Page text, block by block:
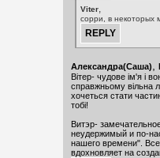
Viter,
сорри, в некоторых
Александра(Саша),
Вітер- чудове ім'я і
справжньому вільна
хочеться стати
тобі!
Витэр-
неудержимый и по-
нашего времени".
вдохновляет на